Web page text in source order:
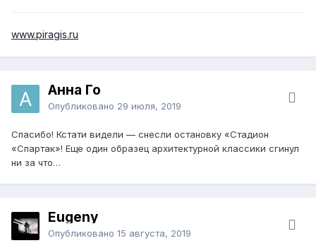
www.piragis.ru
Анна Го
Опубликовано 29 июля, 2019
Спасибо! Кстати видели — снесли остановку «Стадион
«Спартак»! Еще один образец архитектурной классики сгинул
ни за что…
Eugeny
Опубликовано 15 августа, 2019